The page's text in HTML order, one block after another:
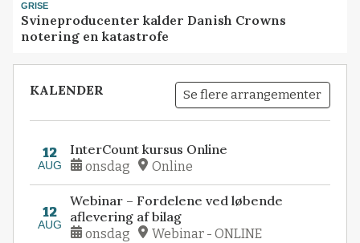
GRISE
Svineproducenter kalder Danish Crowns
notering en katastrofe
KALENDER Se flere arrangementer
12
AUG
InterCount kursus Online
onsdag Online
12
AUG
Webinar – Fordelene ved løbende
aflevering af bilag
onsdag Webinar - ONLINE